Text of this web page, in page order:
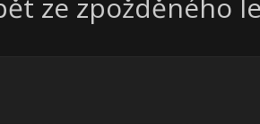
ze zpožděného